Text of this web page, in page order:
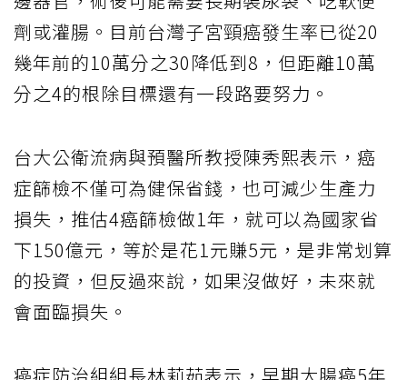
劑或灌腸。目前台灣子宮頸癌發生率已從20
幾年前的10萬分之30降低到8，但距離10萬
分之4的根除目標還有一段路要努力。
台大公衛流病與預醫所教授陳秀熙表示，癌
症篩檢不僅可為健保省錢，也可減少生產力
損失，推估4癌篩檢做1年，就可以為國家省
下150億元，等於是花1元賺5元，是非常划算
的投資，但反過來說，如果沒做好，未來就
會面臨損失。